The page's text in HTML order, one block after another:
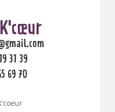
31 39
69 70